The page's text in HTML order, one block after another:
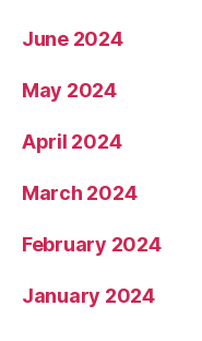
June 2024
May 2024
April 2024
March 2024
February 2024
January 2024